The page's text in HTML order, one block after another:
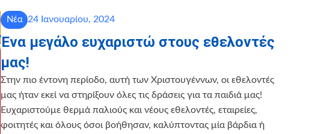
Νέα 24 Ιανουαρίου, 2024
Ένα μεγάλο ευχαριστώ στους εθελοντές
μας!
Στην πιο έντονη περίοδο, αυτή των Χριστουγέννων, οι εθελοντές
μας ήταν εκεί να στηρίξουν όλες τις δράσεις για τα παιδιά μας!
Ευχαριστούμε θερμά παλιούς και νέους εθελοντές, εταιρείες,
φοιτητές και όλους όσοι βοήθησαν, καλύπτοντας μία βάρδια ή